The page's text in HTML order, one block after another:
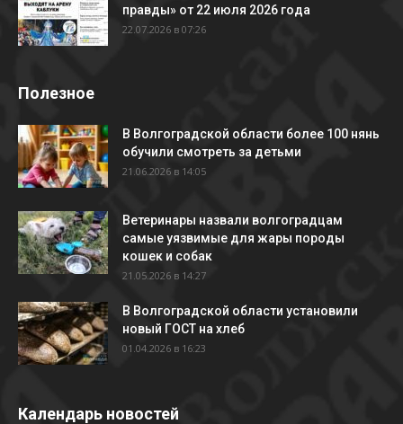
правды» от 22 июля 2026 года
22.07.2026 в 07:26
Полезное
В Волгоградской области более 100 нянь
обучили смотреть за детьми
21.06.2026 в 14:05
Ветеринары назвали волгоградцам
самые уязвимые для жары породы
кошек и собак
21.05.2026 в 14:27
В Волгоградской области установили
новый ГОСТ на хлеб
01.04.2026 в 16:23
Календарь новостей